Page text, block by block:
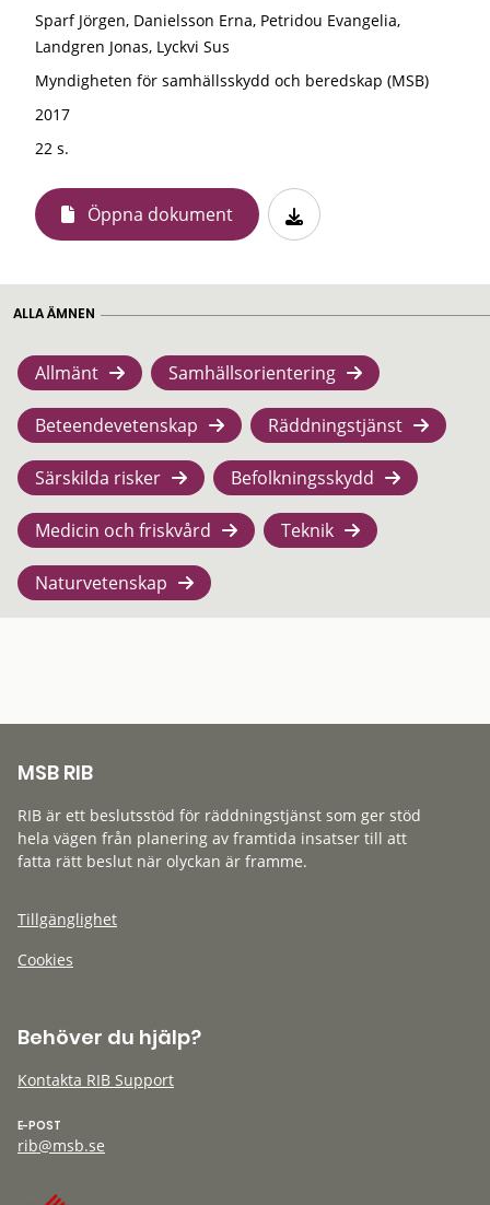
Sparf Jörgen, Danielsson Erna, Petridou Evangelia,
Landgren Jonas, Lyckvi Sus
Myndigheten för samhällsskydd och beredskap (MSB)
2017
22 s.
Öppna dokument
ALLA ÄMNEN
Allmänt Samhällsorientering
Beteendevetenskap Räddningstjänst
Särskilda risker Befolkningsskydd
Medicin och friskvård Teknik
Naturvetenskap
MSB RIB
RIB är ett beslutsstöd för räddningstjänst som ger stöd
hela vägen från planering av framtida insatser till att
fatta rätt beslut när olyckan är framme.
Tillgänglighet
Cookies
Behöver du hjälp?
Kontakta RIB Support
E-POST
rib@msb.se